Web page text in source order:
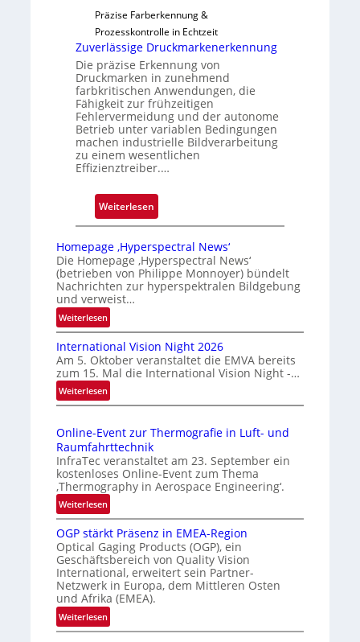
l
o
t
i
g
u
n
g
a
u
s
Präzise Farberkennung &
Prozesskontrolle in Echtzeit
Zuverlässige Druckmarkenerkennung
Die präzise Erkennung von
Druckmarken in zunehmend
farbkritischen Anwendungen, die
Fähigkeit zur frühzeitigen
Fehlervermeidung und der autonome
Betrieb unter variablen Bedingungen
machen industrielle Bildverarbeitung
zu einem wesentlichen
Effizienztreiber.…
Weiterlesen
Z
v
e
r
s
i
e
D
u
c
k
r
k
e
n
r
Homepage ‚Hyperspectral News‘
Die Homepage ‚Hyperspectral News‘
(betrieben von Philippe Monnoyer) bündelt
Nachrichten zur hyperspektralen Bildgebung
und verweist…
Weiterlesen:
H
o
m
e
p
a
e
‚
H
y
p
e
r
s
p
e
c
t
r
International Vision Night 2026
Am 5. Oktober veranstaltet die EMVA bereits
zum 15. Mal die International Vision Night -…
Weiterlesen:
I
t
e
r
n
a
t
o
n
a
V
i
s
Online-Event zur Thermografie in Luft- und
Raumfahrttechnik
InfraTec veranstaltet am 23. September ein
kostenloses Online-Event zum Thema
‚Thermography in Aerospace Engineering‘.
Weiterlesen:
O
n
l
i
n
e
-
E
OGP stärkt Präsenz in EMEA-Region
Optical Gaging Products (OGP), ein
Geschäftsbereich von Quality Vision
International, erweitert sein Partner-
Netzwerk in Europa, dem Mittleren Osten
und Afrika (EMEA).
Weiterlesen:
O